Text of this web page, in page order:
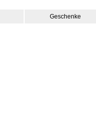
Geschenke